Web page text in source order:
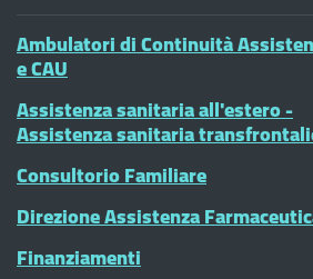
Ambulatori di Continuità
e CAU
Assistenza sanitaria all'estero -
Assistenza sanitaria
Consultorio Familiare
Direzione Assistenza
Finanziamenti